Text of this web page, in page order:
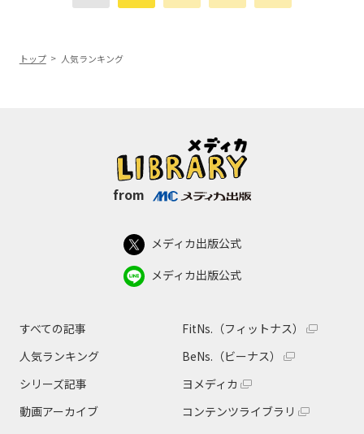
トップ 人気ランキング
from
メディカ出版公式
メディカ出版公式
すべての記事
人気ランキング
シリーズ記事
動画アーカイブ
FitNs.（フィットナス）
BeNs.（ビーナス）
ヨメディカ
コンテンツライブラリ